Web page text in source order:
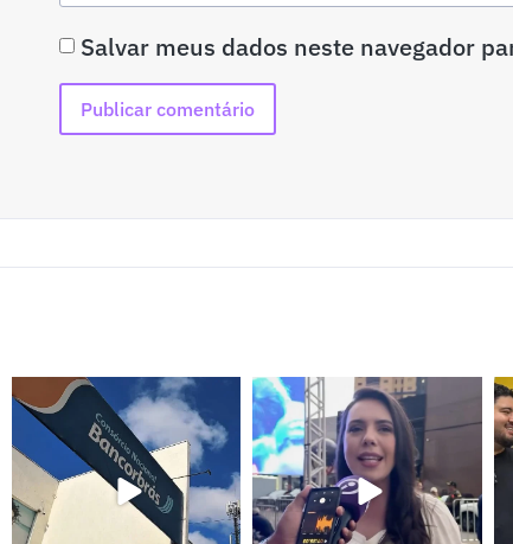
Salvar meus dados neste navegador